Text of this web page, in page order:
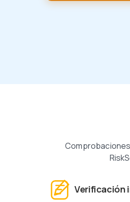
Comprobaciones AML/KYT de monederos y transacciones en segundos —